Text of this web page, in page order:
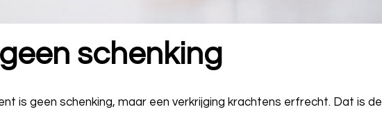
schenking
is geen schenking, maar een verkrijging krachtens erfrecht. Dat is de